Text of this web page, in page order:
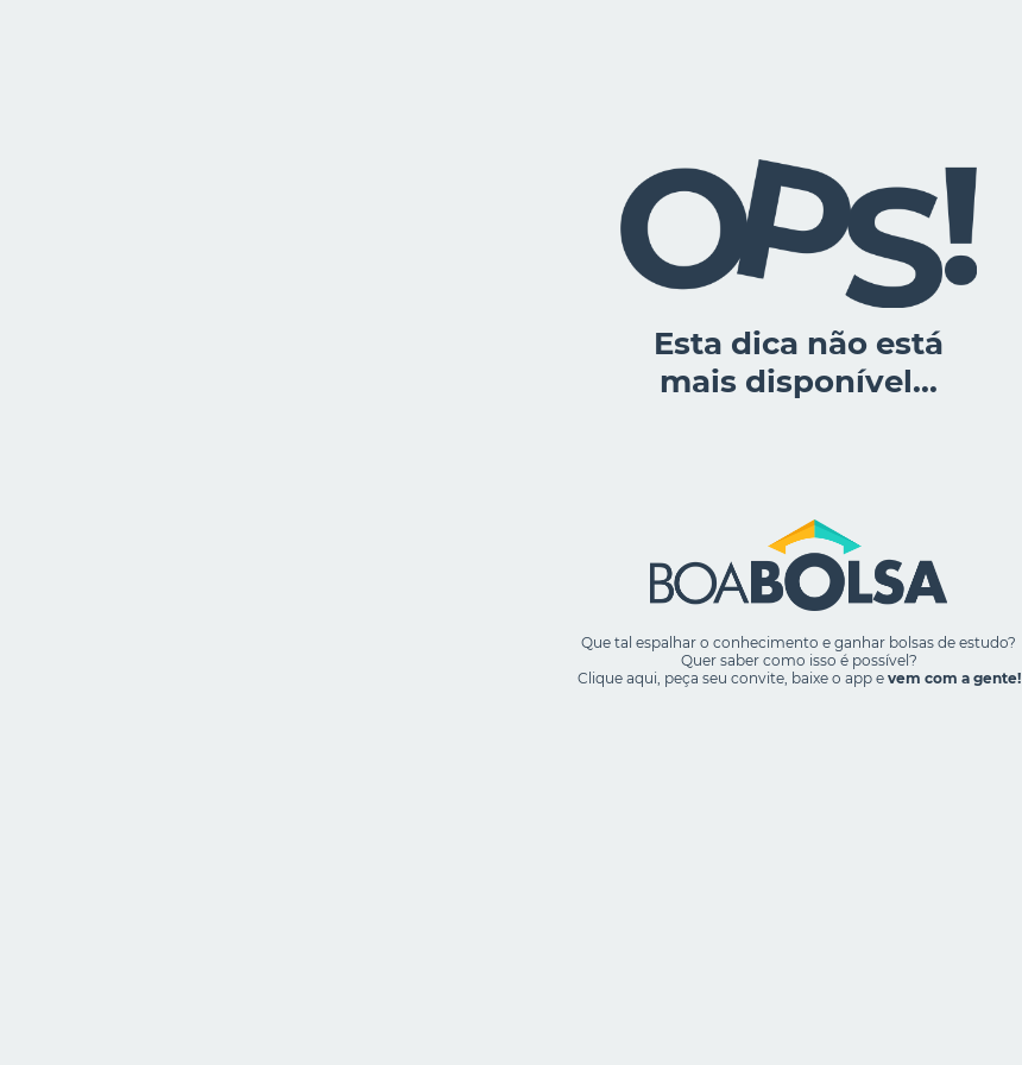
Esta dica não está
mais disponível...
Que tal espalhar o conhecimento e ganhar bolsas de estudo?
Quer saber como isso é possível?
Clique aqui, peça seu convite, baixe o app e vem com a gente!